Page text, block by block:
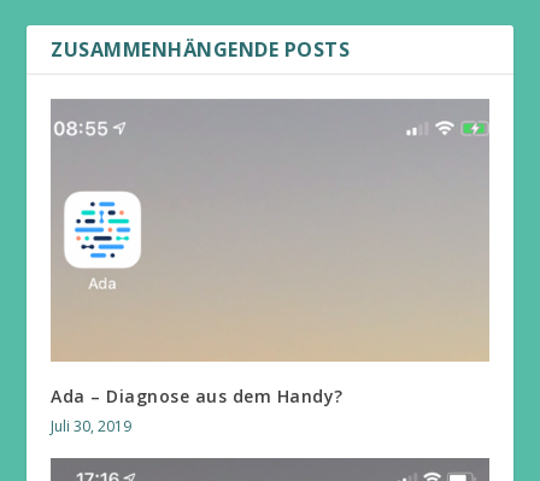
ZUSAMMENHÄNGENDE POSTS
Ada – Diagnose aus dem Handy?
Juli 30, 2019